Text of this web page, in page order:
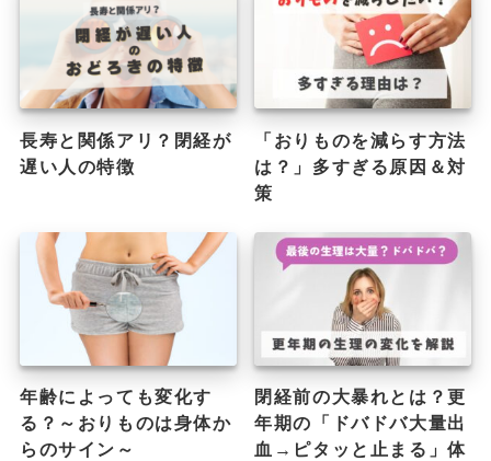
長寿と関係アリ？閉経が
遅い人の特徴
「おりものを減らす方法
は？」多すぎる原因＆対
策
年齢によっても変化す
る？～おりものは身体か
らのサイン～
閉経前の大暴れとは？更
年期の「ドバドバ大量出
血→ピタッと止まる」体